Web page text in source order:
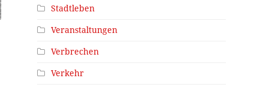
Stadtleben
Veranstaltungen
Verbrechen
Verkehr